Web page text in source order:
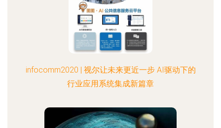
infocomm2020 | 视尔让未来更近一步 AI驱动下的
行业应用系统集成新篇章